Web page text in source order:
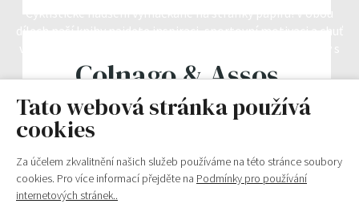
ostatními.
OBJEDNAT KNIHU
Colnago & Assos
ProShop Praha
Kurta Konráda 9 190 00 Praha 9
Tato webová stránka používá
cookies
Za účelem zkvalitnění našich služeb používáme na této stránce soubory
cookies. Pro více informací přejděte na Podmínky pro používání
internetových stránek..